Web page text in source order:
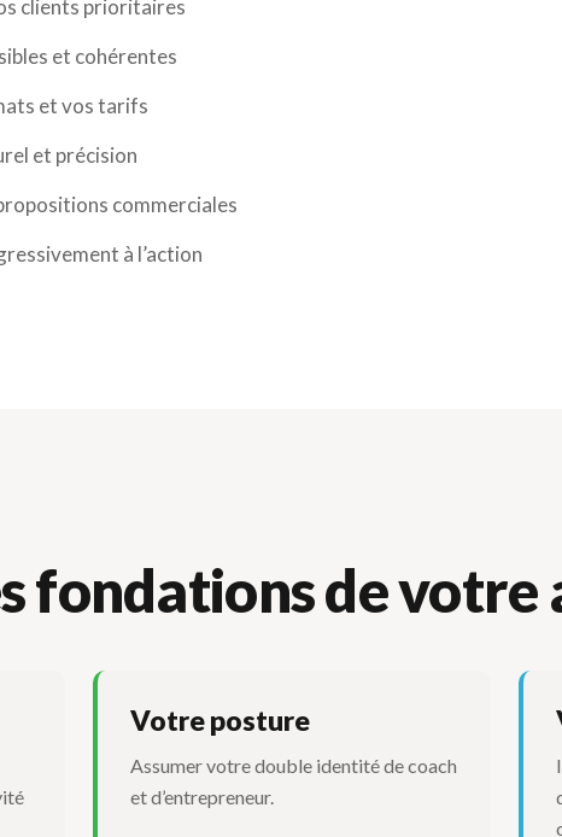
clients prioritaires
et cohérentes
et vos tarifs
et précision
commerciales
à l’action
fondations de
Votre posture
Assumer votre double identité de coach
et d’entrepreneur.